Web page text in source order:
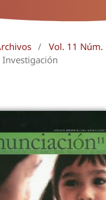
/ Vol. 11 Núm.